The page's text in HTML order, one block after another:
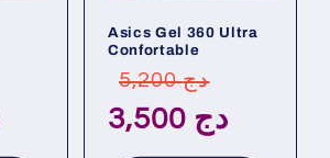
promotionnel
Asics Gel 360 Ultra
Confortable
Prix
habituel
5,200 دج
3,500 دج